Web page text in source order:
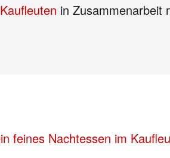
in Zusammenarbeit
feines Nachtessen im